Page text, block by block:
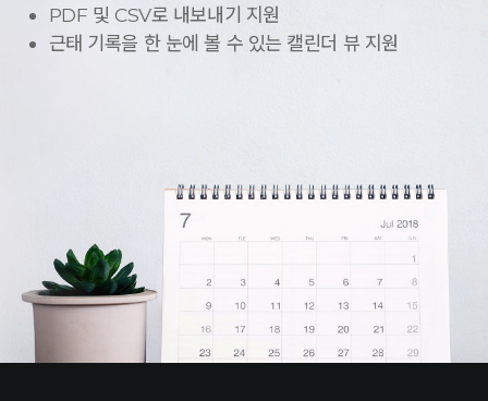
PDF 및 CSV로 내보내기 지원
근태 기록을 한 눈에 볼 수 있는 캘린더 뷰 지원